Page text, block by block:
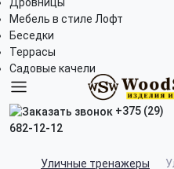
Мебель в стиле Лофт
Беседки
Террасы
Садовые качели
+375 (29)
682-12-12
Уличные тренажеры